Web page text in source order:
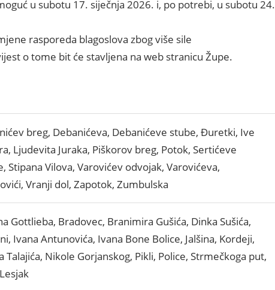
u subotu 17. siječnja 2026. i, po potrebi, u subotu 24.
rasporeda blagoslova zbog više sile
o tome bit će stavljena na web stranicu Župe.
breg, Debanićeva, Debanićeve stube, Đuretki, Ive
Ljudevita Juraka, Piškorov breg, Potok, Sertićeve
Stipana Vilova, Varovićev odvojak, Varovićeva,
Vranji dol, Zapotok, Zumbulska
Gottlieba, Bradovec, Branimira Gušića, Dinka Sušića,
Ivana Antunovića, Ivana Bone Bolice, Jalšina, Kordeji,
Talajića, Nikole Gorjanskog, Pikli, Police, Strmečkoga put,